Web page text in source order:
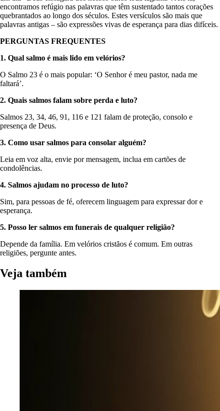
encontramos refúgio nas palavras que têm sustentado tantos corações
quebrantados ao longo dos séculos. Estes versículos são mais que
palavras antigas – são expressões vivas de esperança para dias difíceis.
PERGUNTAS FREQUENTES
1. Qual salmo é mais lido em velórios?
O Salmo 23 é o mais popular: ‘O Senhor é meu pastor, nada me
faltará’.
2. Quais salmos falam sobre perda e luto?
Salmos 23, 34, 46, 91, 116 e 121 falam de proteção, consolo e
presença de Deus.
3. Como usar salmos para consolar alguém?
Leia em voz alta, envie por mensagem, inclua em cartões de
condolências.
4. Salmos ajudam no processo de luto?
Sim, para pessoas de fé, oferecem linguagem para expressar dor e
esperança.
5. Posso ler salmos em funerais de qualquer religião?
Depende da família. Em velórios cristãos é comum. Em outras
religiões, pergunte antes.
Veja também